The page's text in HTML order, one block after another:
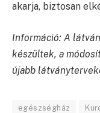
akarja, biztosan
Információ: A
készültek, a
újabb
egészségház